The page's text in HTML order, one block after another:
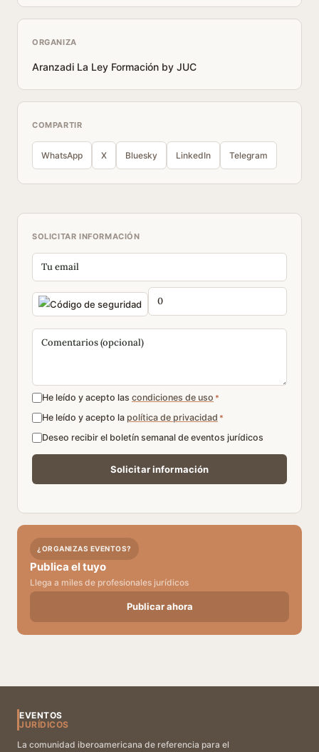
ORGANIZA
Aranzadi La Ley Formación by JUC
COMPARTIR
WhatsApp X Bluesky LinkedIn Telegram
SOLICITAR INFORMACIÓN
He leído y acepto las condiciones de uso *
He leído y acepto la política de privacidad *
Deseo recibir el boletín semanal de eventos jurídicos
¿ORGANIZAS EVENTOS?
Publica el tuyo
Llega a miles de profesionales jurídicos
Publicar ahora
EVENTOS
JURÍDICOS
La comunidad iberoamericana de referencia para el